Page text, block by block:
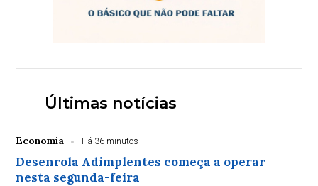
Últimas notícias
Economia Há 36 minutos
Desenrola Adimplentes começa a operar
nesta segunda-feira